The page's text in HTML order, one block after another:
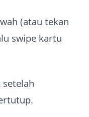
(atau tekan
swipe kartu
setelah